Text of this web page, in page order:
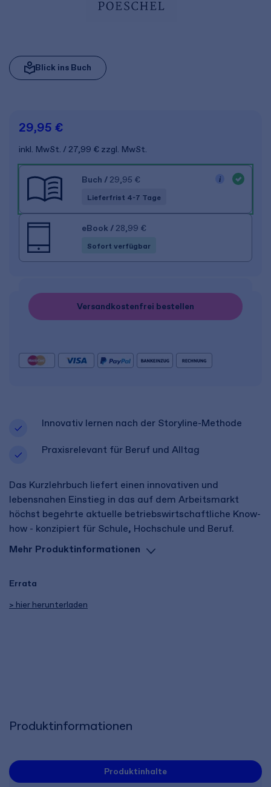
Blick ins Buch
Innovativ lernen nach der Storyline-Methode
Praxisrelevant für Beruf und Alltag
Das Kurzlehrbuch liefert einen innovativen und
lebensnahen Einstieg in das auf dem Arbeitsmarkt
höchst begehrte aktuelle betriebswirtschaftliche Know-
how - konzipiert für Schule, Hochschule und Beruf.
Mehr Produktinformationen
Errata
> hier herunterladen
29,95 €
inkl. MwSt. 27,99 € zzgl. MwSt.
Buch / 29,95 €
Lieferfrist 4-7 Tage
eBook / 28,99 €
Sofort verfügbar
Versandkostenfrei bestellen
Produktinformationen
Produktinhalte